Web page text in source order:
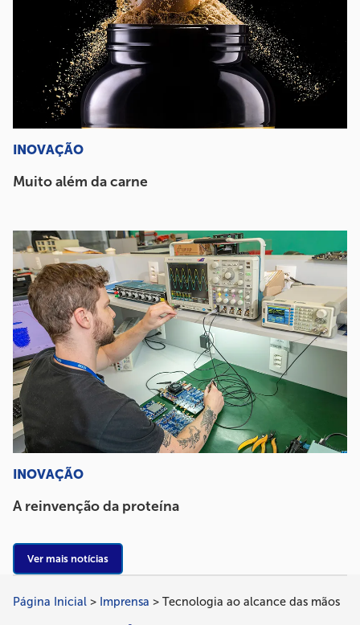
INOVAÇÃO
Muito além da carne
INOVAÇÃO
A reinvenção da proteína
Ver mais notícias
Trilha
Página Inicial Imprensa Tecnologia ao alcance das mãos